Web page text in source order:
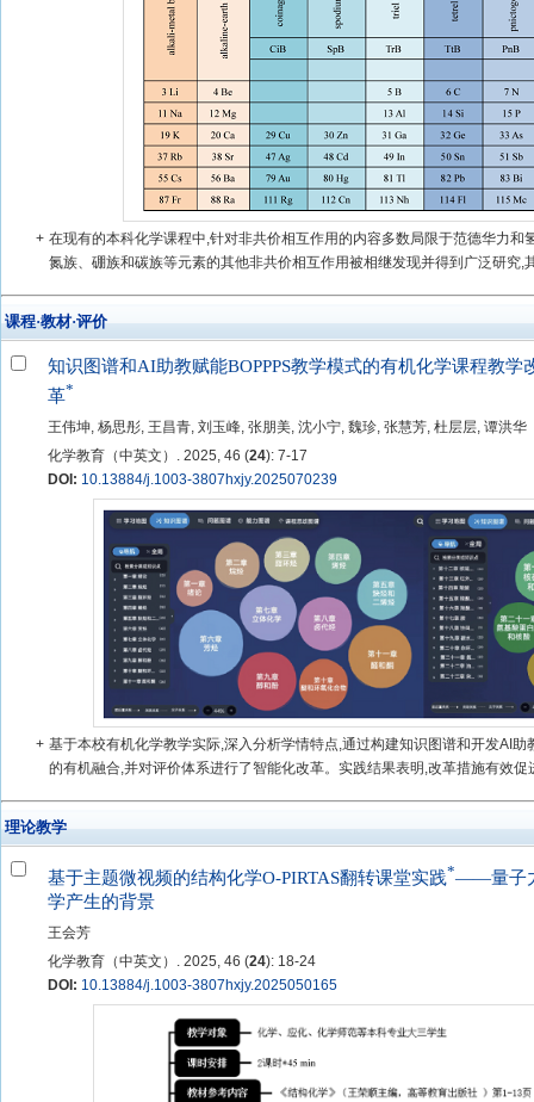
+ 在现有的本科化学课程中,针对非共价相互作用的内容多数局限于范德华力和
氮族、硼族和碳族等元素的其他非共价相互作用被相继发现并得到广泛研究,
课程·教材·评价
知识图谱和AI助教赋能BOPPPS教学模式的有机化学课程教学
革*
王伟坤, 杨思彤, 王昌青, 刘玉峰, 张朋美, 沈小宁, 魏珍, 张慧芳, 杜层层, 谭洪华
化学教育（中英文）. 2025, 46 (24): 7-17
DOI: 10.13884/j.1003-3807hxjy.2025070239
+ 基于本校有机化学教学实际,深入分析学情特点,通过构建知识图谱和开发AI
的有机融合,并对评价体系进行了智能化改革。实践结果表明,改革措施有效促
理论教学
基于主题微视频的结构化学O-PIRTAS翻转课堂实践*——量子
学产生的背景
王会芳
化学教育（中英文）. 2025, 46 (24): 18-24
DOI: 10.13884/j.1003-3807hxjy.2025050165